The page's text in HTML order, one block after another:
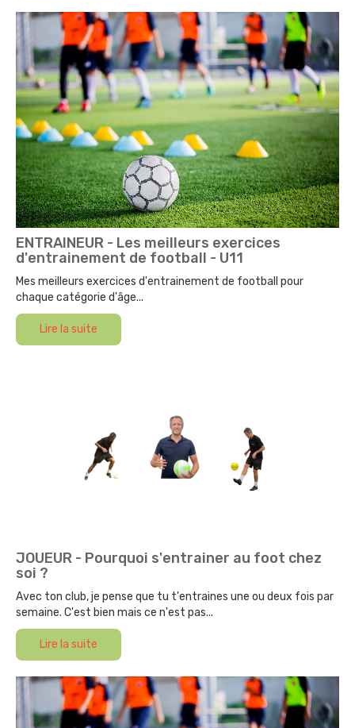
ENTRAINEUR - Les meilleurs exercices
d'entrainement de football - U11
Mes meilleurs exercices d'entrainement de football pour
chaque catégorie d'âge...
Lire la suite
JOUEUR - Pourquoi s'entrainer au foot chez
soi ?
Avec ton club, je pense que tu t'entraines une ou deux fois par
semaine. C'est bien mais ce n'est pas...
Lire la suite